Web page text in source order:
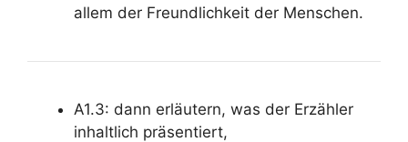
allem der Freundlichkeit der Menschen.
A1.3: dann erläutern, was der Erzähler
inhaltlich präsentiert,